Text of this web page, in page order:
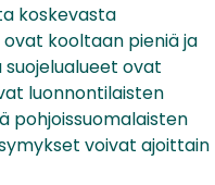
koskevasta
kooltaan pieniä ja
suojelualueet ovat
luonnontilaisten
pohjoissuomalaisten
voivat ajoittain